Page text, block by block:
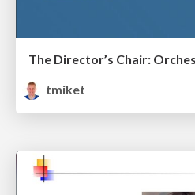
tmiket